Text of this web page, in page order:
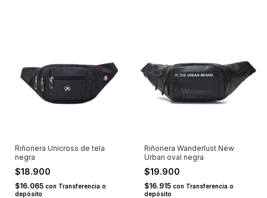
Riñonera Unicross de tela
negra
$18.900
$16.065 con Transferencia o
depósito
Riñonera Wanderlust New
Urban oval negra
$19.900
$16.915 con Transferencia o
depósito